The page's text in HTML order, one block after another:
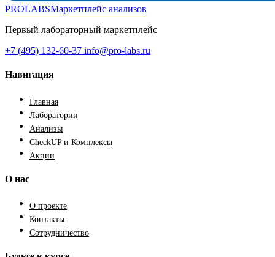
PROLABSМаркетплейс анализов
Первый лабораторный маркетплейс
+7 (495) 132-60-37 info@pro-labs.ru
Навигация
Главная
Лаборатории
Анализы
CheckUP и Комплексы
Акции
О нас
О проекте
Контакты
Сотрудничество